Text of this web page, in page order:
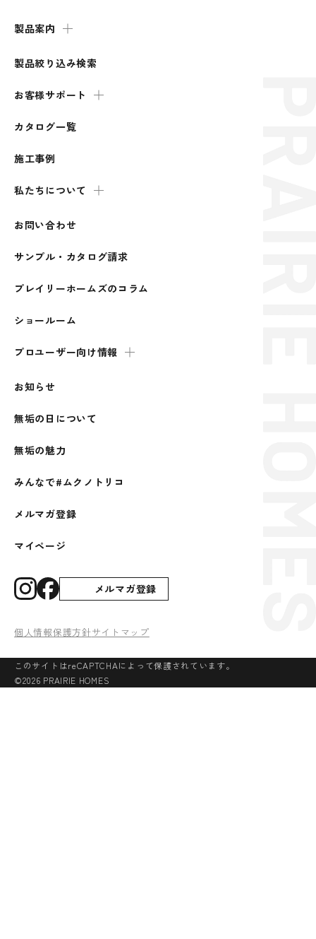
製品案内
製品絞り込み検索
お客様サポート
カタログ一覧
施工事例
私たちについて
お問い合わせ
サンプル・カタログ請求
プレイリーホームズのコラム
ショールーム
プロユーザー向け情報
お知らせ
無垢の日について
無垢の魅力
みんなで#ムクノトリコ
メルマガ登録
マイページ
メルマガ登録
個人情報保護方針サイトマップ
このサイトはreCAPTCHAによって保護されています。
©2026 PRAIRIE HOMES